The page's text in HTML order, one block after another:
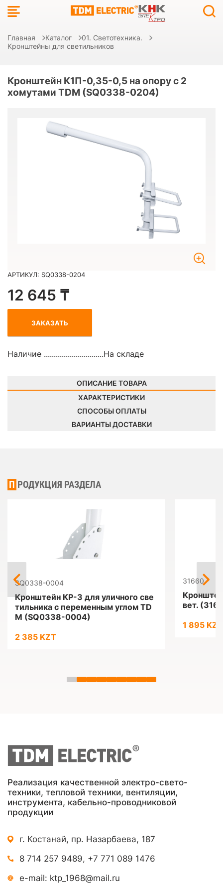
Главная Каталог
01. Светотехника.
Кронштейны для светильников
Кронштейн К1П-0,35-0,5 на опору с 2
хомутами TDM (SQ0338-0204)
АРТИКУЛ: SQ0338-0204
12 645 ₸
ЗАКАЗАТЬ
Наличие ..............................На складе
ОПИСАНИЕ ТОВАРА
ХАРАКТЕРИСТИКИ
СПОСОБЫ ОПЛАТЫ
ВАРИАНТЫ ДОСТАВКИ
ПРОДУКЦИЯ РАЗДЕЛА
SQ0338-0004
Кронштейн КР-3 для уличного све
тильника с переменным углом TD
M (SQ0338-0004)
2 385 KZT
31660
вет.
1 895 KZT
Реализация качественной электро-свето-
техники, тепловой техники, вентиляции,
инструмента, кабельно-проводниковой
продукции
г. Костанай, пр. Назарбаева, 187
8 714 257 9489, +7 771 089 1476
e-mail: ktp_1968@mail.ru